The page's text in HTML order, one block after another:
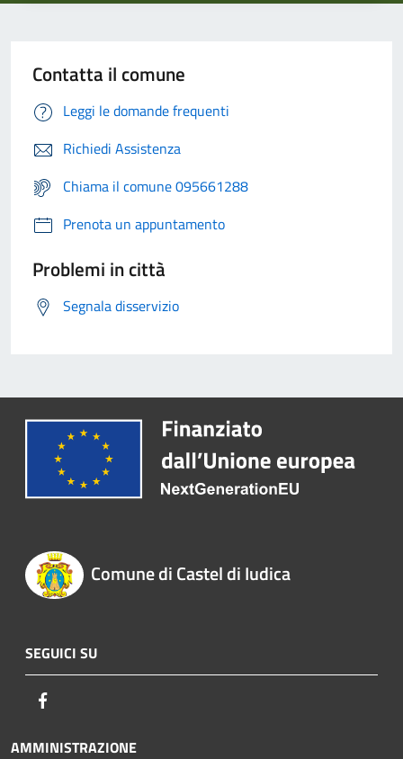
Contatta il comune
Leggi le domande frequenti
Richiedi Assistenza
Chiama il comune 095661288
Prenota un appuntamento
Problemi in città
Segnala disservizio
Comune di Castel di Iudica
SEGUICI SU
AMMINISTRAZIONE